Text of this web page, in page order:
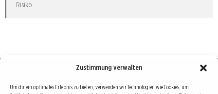
Zustimmung verwalten
Um dir ein optimales Erlebnis zu bieten, verwenden wir Technologien wie Cookies, um
Risiko.
Börse : lokal, international, global